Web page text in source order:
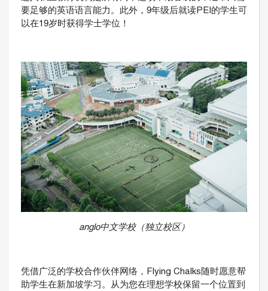
要足够的英语语言能力。此外，9年级后就读PEI的学生可
以在19岁时获得学士学位！
anglo中文学校（独立校区）
凭借广泛的学校合作伙伴网络，Flying Chalks随时愿意帮
助学生在新加坡学习。从为您在理想学校保留一个位置到